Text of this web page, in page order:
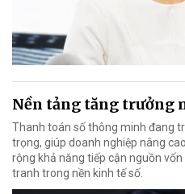
Nền tảng tăng trưởng
Thanh toán số thông minh đang
trọng, giúp doanh nghiệp nâng
rộng khả năng tiếp cận nguồn
tranh trong nền kinh tế số.